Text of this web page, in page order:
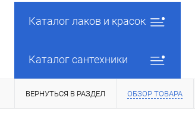
Каталог лаков и красок
Каталог сантехники
ВЕРНУТЬСЯ В РАЗДЕЛ ОБЗОР ТОВАРА